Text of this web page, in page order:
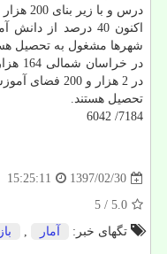
درس و با زیر بنای 200 هزار مترمربع مستحكم است.
شهرها مشغول به تحصیل
در
تحصیل هستند.
7184/ 6042
1397/02/30
15:25:11
5.0
/ 5
تگهای خبر:
آمار ,